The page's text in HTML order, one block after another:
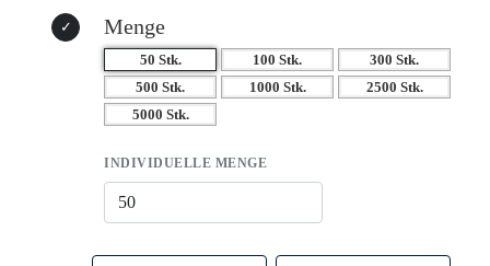
Menge
50 Stk. 100 Stk.
300 Stk.
500 Stk.
1000 Stk.
2500 Stk.
5000 Stk.
INDIVIDUELLE MENGE